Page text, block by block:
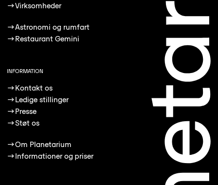
→Virksomheder
→Astronomi og rumfart
→Restaurant Gemini
INFORMATION
→Kontakt os
→Ledige stillinger
→Presse
→Støt os
→Om Planetarium
→Informationer og priser